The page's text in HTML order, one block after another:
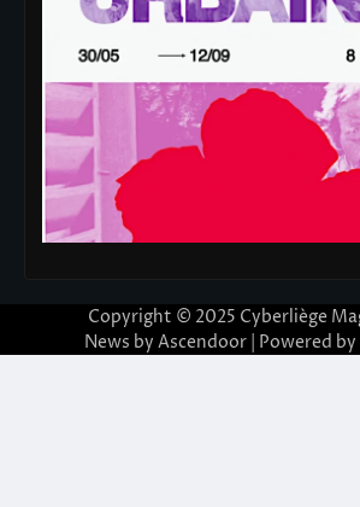
Copyright © 2025 Cyberliège
News by Ascendoor| Powered by